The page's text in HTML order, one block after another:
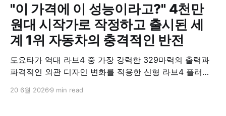
"이 가격에 이 성능이라고?" 4천만
원대 시작가로 작정하고 출시된 세
계 1위 자동차의 충격적인 반전
도요타가 역대 라브4 중 가장 강력한 329마력의 출력과
파격적인 외관 디자인 변화를 적용한 신형 라브4 플러그
충전이 가능하고 전기 모드로만 70km 이상 주행할 수 있
20 6월 2026 9 min read